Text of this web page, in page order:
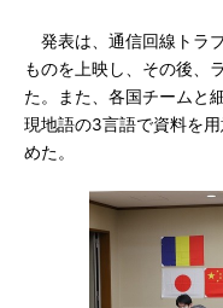
発表は、通信回線トラ
ものを上映し、その後、
た。また、各国チームと
現地語の3言語で資料を
めた。